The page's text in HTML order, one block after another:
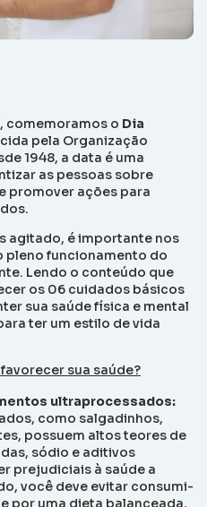
, comemoramos o Dia
pela Organização
1948, a data é uma
as pessoas sobre
promover ações para
agitado, é importante nos
pleno funcionamento do
Lendo o conteúdo que
os 06 cuidados básicos
sua saúde física e mental
ter um estilo de vida
sua saúde?
ultraprocessados:
como salgadinhos,
possuem altos teores de
sódio e aditivos
prejudiciais à saúde a
você deve evitar consumi-